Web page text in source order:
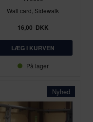
Wall card, Sidewalk
16,00 DKK
På lager
Nyhed